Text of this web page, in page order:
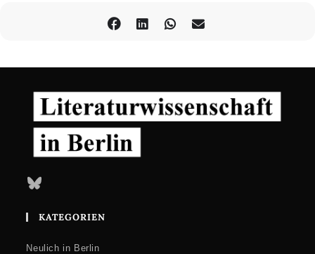
Bluesky
KATEGORIEN
Neulich in Berlin